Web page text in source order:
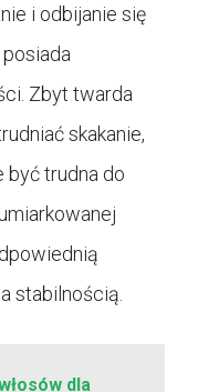
i odbijanie się
posiada
Zbyt twarda
skakanie,
być trudna do
stabilnością.
dla